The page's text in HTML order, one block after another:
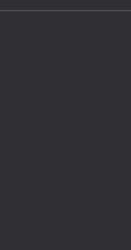
outras entidades
a IPSS e outras
prosseguem fins de
de Lisboa (SCML); a